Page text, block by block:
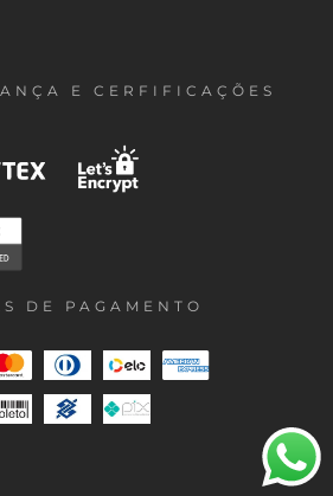
E CERFIFICAÇÕES
DE PAGAMENTO